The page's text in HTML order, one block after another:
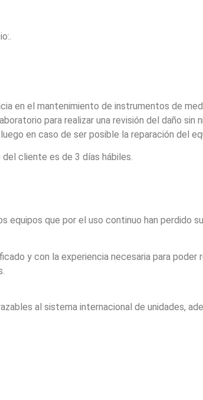
en el mantenimiento de instrumentos de
para realizar una revisión del daño sin
en caso de ser posible la reparación del
cliente es de 3 días hábiles.
que por el uso continuo han perdido
y con la experiencia necesaria para
al sistema internacional de unidades,